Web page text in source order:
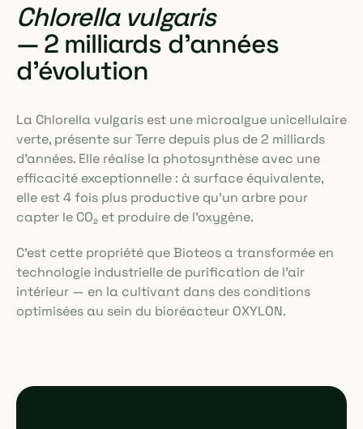
Chlorella vulgaris
— 2 milliards d'années
d'évolution
La Chlorella vulgaris est une microalgue unicellulaire
verte, présente sur Terre depuis plus de 2 milliards
d'années. Elle réalise la photosynthèse avec une
efficacité exceptionnelle : à surface équivalente,
elle est 4 fois plus productive qu'un arbre pour
capter le CO₂ et produire de l'oxygène.
C'est cette propriété que Bioteos a transformée en
technologie industrielle de purification de l'air
intérieur — en la cultivant dans des conditions
optimisées au sein du bioréacteur OXYLON.